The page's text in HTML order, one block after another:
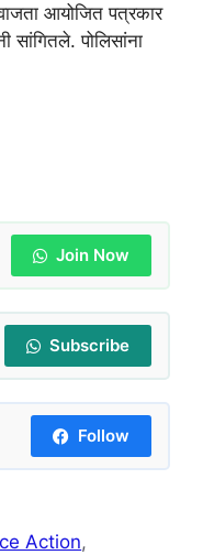
आयोजित पत्रकार
सांगितले. पोलिसांना
Join Now
Subscribe
Follow
Action,